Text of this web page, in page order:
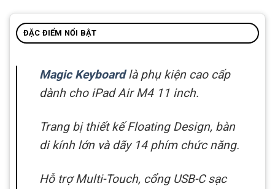
ĐẶC ĐIỂM NỔI BẬT
Magic Keyboardlà phụ kiện cao cấp
dành cho iPad Air M4 11 inch.
Trang bị thiết kế Floating Design, bàn
di kính lớn và dãy 14 phím chức năng.
Hỗ trợ Multi-Touch, cổng USB-C sạc